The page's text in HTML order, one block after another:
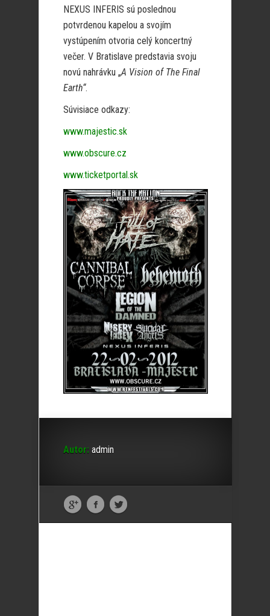
NEXUS INFERIS sú poslednou
potvrdenou kapelou a svojím
vystúpením otvoria celý koncertný
večer. V Bratislave predstavia svoju
novú nahrávku „A Vision of The Final
Earth“.
Súvisiace odkazy:
www.majestic.sk
www.obscure.cz
www.ticketportal.sk
Autor: admin